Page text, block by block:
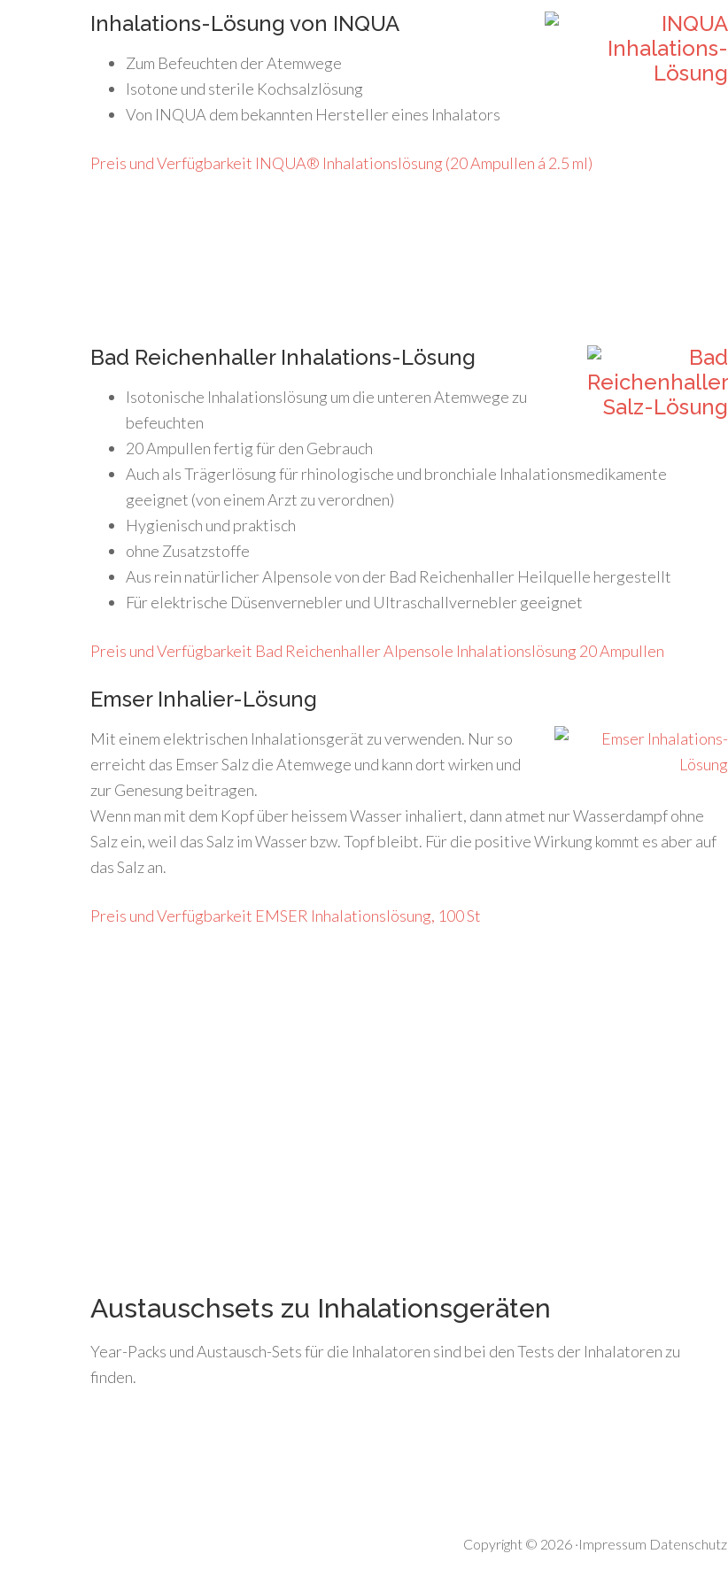
Inhalations-Lösung von INQUA
Zum Befeuchten der Atemwege
Isotone und sterile Kochsalzlösung
Von INQUA dem bekannten Hersteller eines Inhalators
Preis und Verfügbarkeit INQUA® Inhalationslösung (20 Ampullen á 2.5 ml)
Bad Reichenhaller Inhalations-Lösung
Isotonische Inhalationslösung um die unteren Atemwege zu
befeuchten
20 Ampullen fertig für den Gebrauch
Auch als Trägerlösung für rhinologische und bronchiale Inhalationsmedikamente
geeignet (von einem Arzt zu verordnen)
Hygienisch und praktisch
ohne Zusatzstoffe
Aus rein natürlicher Alpensole von der Bad Reichenhaller Heilquelle hergestellt
Für elektrische Düsenvernebler und Ultraschallvernebler geeignet
Preis und Verfügbarkeit Bad Reichenhaller Alpensole Inhalationslösung 20 Ampullen
Emser Inhalier-Lösung
Mit einem elektrischen Inhalationsgerät zu verwenden. Nur so
erreicht das Emser Salz die Atemwege und kann dort wirken und
zur Genesung beitragen.
Wenn man mit dem Kopf über heissem Wasser inhaliert, dann atmet nur Wasserdampf ohne
Salz ein, weil das Salz im Wasser bzw. Topf bleibt. Für die positive Wirkung kommt es aber auf
das Salz an.
Preis und Verfügbarkeit EMSER Inhalationslösung, 100 St
Austauschsets zu Inhalationsgeräten
Year-Packs und Austausch-Sets für die Inhalatoren sind bei den Tests der Inhalatoren zu
finden.
Copyright © 2026 ·Impressum Datenschutz